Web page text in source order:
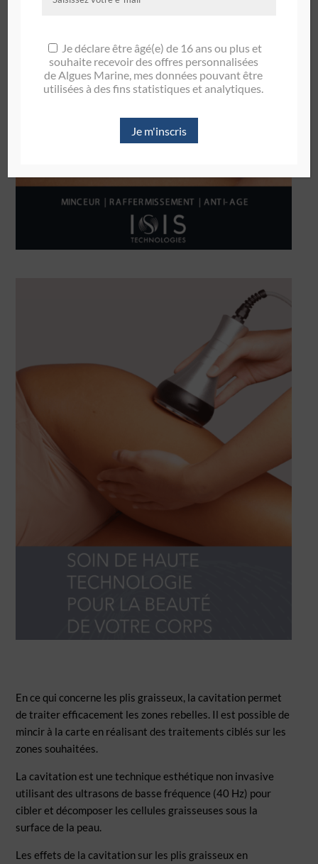
En ce qui concerne les plis graisseux, la cavitation permet
de traiter efficacement les zones rebelles. Il est possible de
mincir à la carte en réalisant des traitements ciblés sur les
zones souhaitées.
La cavitation est une technique esthétique non invasive
utilisant des ultrasons de basse fréquence (40 Hz) pour
cibler et décomposer les cellules graisseuses sous la
surface de la peau.
Les effets de la cavitation sur les plis graisseux en
Je déclare être âgé(e) de 16 ans ou plus et
souhaite recevoir des offres personnalisées
de Algues Marine, mes données pouvant être
utilisées à des fins statistiques et analytiques.